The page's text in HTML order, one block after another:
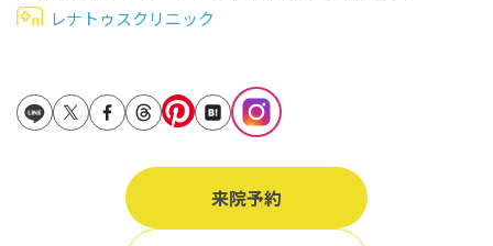
ヒアルロン酸リフトアッ
立ち耳
鎖骨
60代
80代
レナトゥスクリニック
来院予約